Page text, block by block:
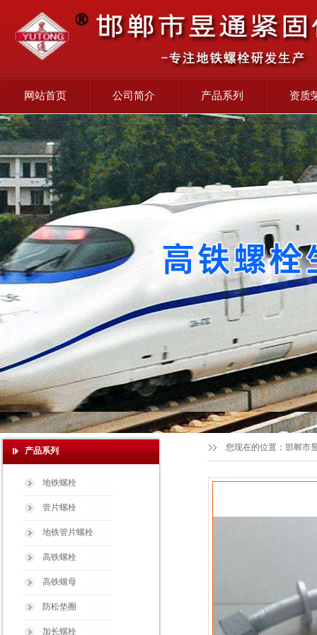
网站首页 公司简介 产品系列 资质
产品系列
地铁螺栓
管片螺栓
地铁管片螺栓
高铁螺栓
高铁螺母
防松垫圈
加长螺栓
您现在的位置： 邯郸市